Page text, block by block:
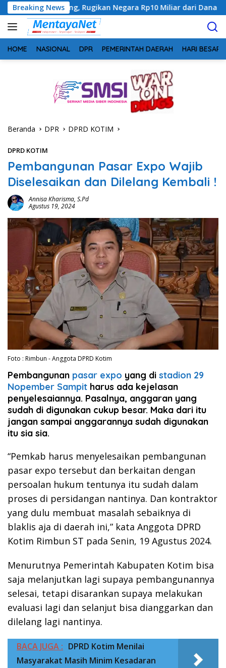
Langsung
ke
konten
Breaking News
Rugikan Negara Rp10 Miliar dari Dana Hibah Rp40 Miliar
HOME NASIONAL DPR PEMERINTAH DAERAH HARI BESAR
Beranda DPR DPRD KOTIM
DPRD KOTIM
Pembangunan Pasar Expo Wajib
Diselesaikan dan Dilelang Kembali !
Annisa Kharisma, S.Pd
Agustus 19, 2024
Foto : Rimbun - Anggota DPRD Kotim
Pembangunan pasar expo yang di stadion 29
Nopember Sampit harus ada kejelasan
penyelesaiannya. Pasalnya, anggaran yang
sudah di digunakan cukup besar. Maka dari itu
jangan sampai anggarannya sudah digunakan
itu sia sia.
“Pemkab harus menyelesaikan pembangunan
pasar expo tersebut dan berkaitan dengan
persoalan hukum tentunya itu sudah dalam
proses di persidangan nantinya. Dan kontraktor
yang dulu membuat masalah sebaiknya di
blaklis aja di daerah ini,” kata Anggota DPRD
Kotim Rimbun ST pada Senin, 19 Agustus 2024.
Menurutnya Pemerintah Kabupaten Kotim bisa
saja melanjutkan lagi supaya pembangunannya
selesai, tetapi disarankan supaya melakukan
evaluasi lagi dan selanjut bisa dianggarkan dan
dilelang lagi nantinya.
BACA JUGA : DPRD Kotim Menilai
Masyarakat Masih Minim Kesadaran